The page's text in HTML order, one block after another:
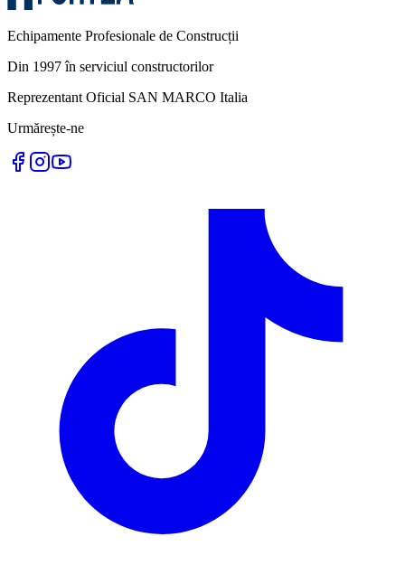
Echipamente Profesionale de Construcții
Din 1997 în serviciul constructorilor
Reprezentant Oficial SAN MARCO Italia
Urmărește-ne